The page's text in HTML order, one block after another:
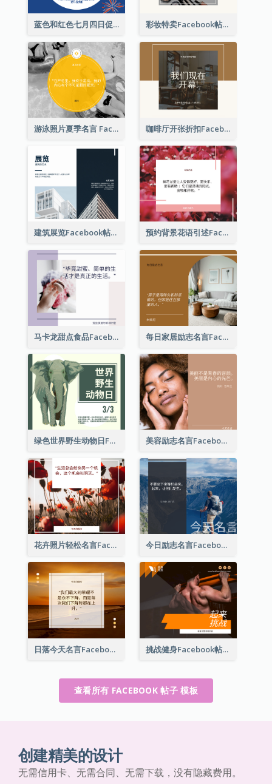
蓝色和红色七月四日促销 Facebook 帖子 彩妆特卖Facebook帖子
游泳照片夏季名言 Facebook 帖子 咖啡厅开张折扣Facebook帖子
建筑展览Facebook帖子 预约背景花语引述Facebook帖子
马卡龙甜点食品Facebook帖子 每日家居励志名言Facebook帖子
绿色世界野生动物日Facebook帖子 美容励志名言Facebook帖子
花卉照片轻松名言Facebook帖子 今日励志名言Facebook帖子
日落今天名言Facebook帖子 挑战健身Facebook帖子
查看所有 FACEBOOK 帖子 模板
创建精美的设计
无需信用卡、无需合同、无需下载，没有隐藏费用。